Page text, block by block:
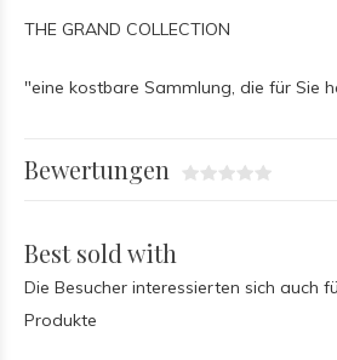
THE GRAND COLLECTION
"eine kostbare Sammlung, die für Sie
Bewertungen
Best sold with
Die Besucher interessierten sich auch
Produkte